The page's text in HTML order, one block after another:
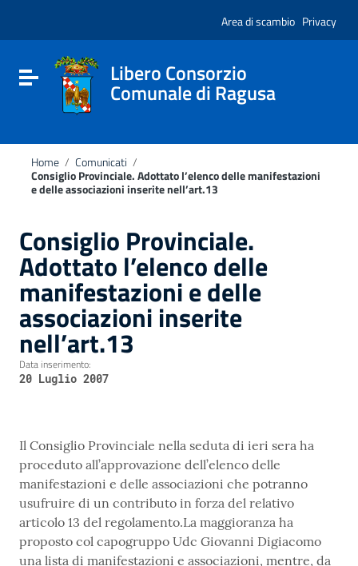
sito
include
Vai al footer
Area di scambio Privacy
Attiva / disattiva la navigazione
Libero Consorzio
Comunale di Ragusa
Home / Comunicati /
Consiglio Provinciale. Adottato l’elenco delle manifestazioni
e delle associazioni inserite nell’art.13
Consiglio Provinciale.
Adottato l’elenco delle
manifestazioni e delle
associazioni inserite
nell’art.13
Data inserimento:
20 Luglio 2007
Il Consiglio Provinciale nella seduta di ieri sera ha
proceduto all’approvazione dell’elenco delle
manifestazioni e delle associazioni che potranno
usufruire di un contributo in forza del relativo
articolo 13 del regolamento.La maggioranza ha
proposto col capogruppo Udc Giovanni Digiacomo
una lista di manifestazioni e associazioni, mentre, da